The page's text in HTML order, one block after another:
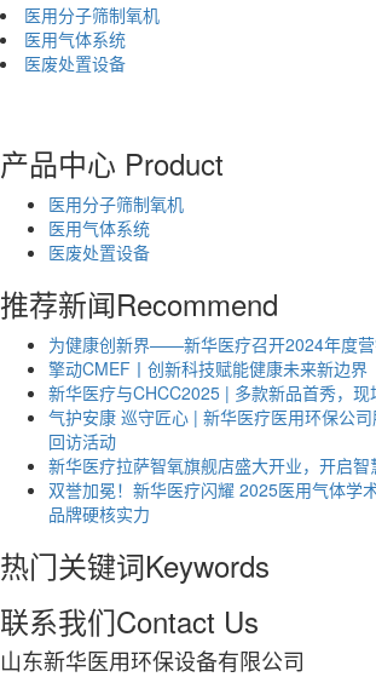
医用分子筛制氧机
医用气体系统
医废处置设备
产品中心 Product
医用分子筛制氧机
医用气体系统
医废处置设备
推荐新闻Recommend
为健康创新界——新华医疗召开2024年度
擎动CMEF丨创新科技赋能健康未来新边界
新华医疗与CHCC2025 | 多款新品首秀，现
气护安康 巡守匠心 | 新华医疗医用环保公
回访活动
新华医疗拉萨智氧旗舰店盛大开业，开启智
双誉加冕！新华医疗闪耀 2025医用气体学
品牌硬核实力
热门关键词Keywords
联系我们Contact Us
山东新华医用环保设备有限公司